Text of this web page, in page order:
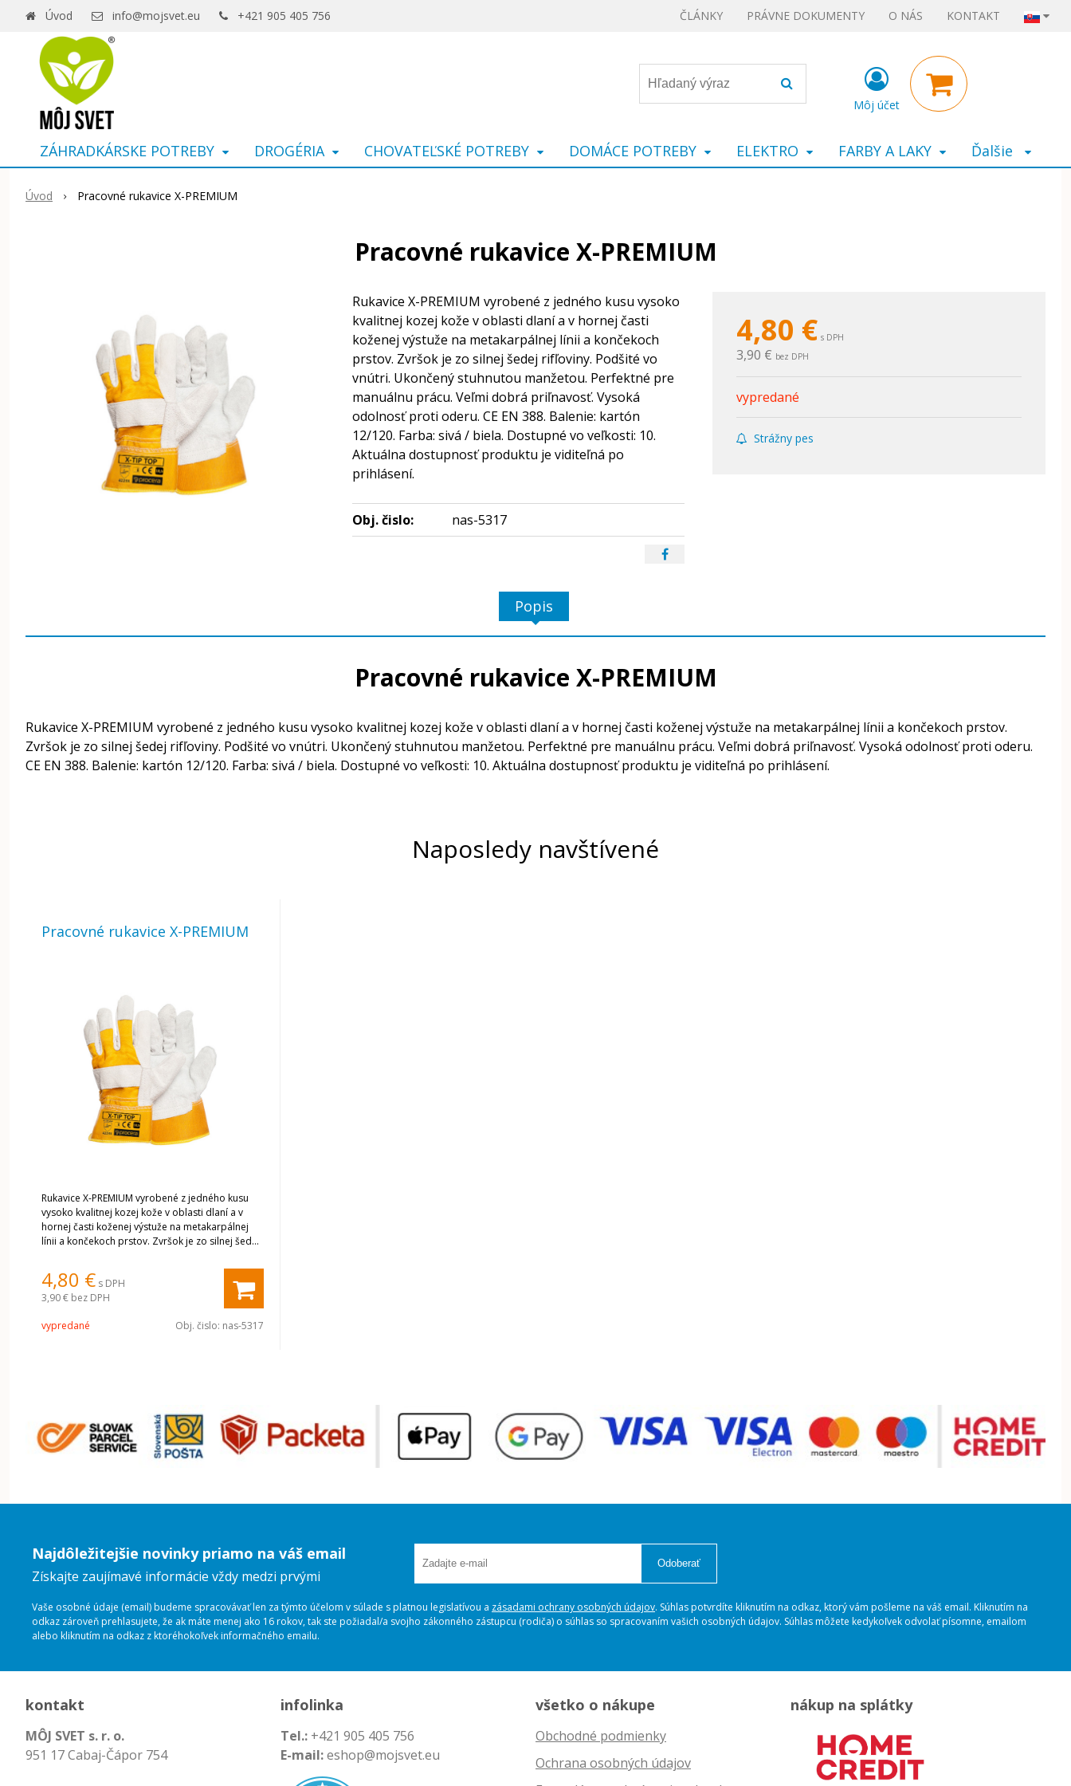
Úvod info@mojsvet.eu +421 905 405 756 ČLÁNKY PRÁVNE DOKUMENTY O NÁS KONTAKT
Môj účet
ZÁHRADKÁRSKE POTREBY DROGÉRIA CHOVATEĽSKÉ POTREBY DOMÁCE POTREBY ELEKTRO FARBY A LAKY Ďalšie
Úvod Pracovné rukavice X-PREMIUM
Pracovné rukavice X-PREMIUM
4,80 € s DPH
3,90 € bez DPH
vypredané
Strážny pes
Rukavice X-PREMIUM vyrobené z jedného kusu vysoko
kvalitnej kozej kože v oblasti dlaní a v hornej časti
koženej výstuže na metakarpálnej línii a končekoch
prstov. Zvršok je zo silnej šedej rifľoviny. Podšité vo
vnútri. Ukončený stuhnutou manžetou. Perfektné pre
manuálnu prácu. Veľmi dobrá priľnavosť. Vysoká
odolnosť proti oderu. CE EN 388. Balenie: kartón
12/120. Farba: sivá / biela. Dostupné vo veľkosti: 10.
Aktuálna dostupnosť produktu je viditeľná po
prihlásení.
Obj. čislo: nas-5317
Popis
Pracovné rukavice X-PREMIUM
Rukavice X-PREMIUM vyrobené z jedného kusu vysoko kvalitnej kozej kože v oblasti dlaní a v hornej časti koženej výstuže na metakarpálnej línii a končekoch prstov.
Zvršok je zo silnej šedej rifľoviny. Podšité vo vnútri. Ukončený stuhnutou manžetou. Perfektné pre manuálnu prácu. Veľmi dobrá priľnavosť. Vysoká odolnosť proti oderu.
CE EN 388. Balenie: kartón 12/120. Farba: sivá / biela. Dostupné vo veľkosti: 10. Aktuálna dostupnosť produktu je viditeľná po prihlásení.
Naposledy navštívené
Pracovné rukavice X-PREMIUM
Rukavice X-PREMIUM vyrobené z jedného kusu
vysoko kvalitnej kozej kože v oblasti dlaní a v
hornej časti koženej výstuže na metakarpálnej
línii a končekoch prstov. Zvršok je zo silnej šedej
manžetou. Perfektné pre manuálnu prácu. Veľmi
dobrá priľnavosť. Vysoká odolnosť proti oderu.
CE EN 388. Balenie: kartón 12/120. Farba: sivá /
dostupnosť produktu je viditeľná po prihlásení.
4,80 € s DPH
3,90 € bez DPH
vypredané Obj. čislo: nas-5317
Najdôležitejšie novinky priamo na váš email
Získajte zaujímavé informácie vždy medzi prvými
Odoberať
Vaše osobné údaje (email) budeme spracovávať len za týmto účelom v súlade s platnou legislatívou a zásadami ochrany osobných údajov. Súhlas potvrdíte kliknutím na odkaz, ktorý vám pošleme na váš email. Kliknutím na
odkaz zároveň prehlasujete, že ak máte menej ako 16 rokov, tak ste požiadal/a svojho zákonného zástupcu (rodiča) o súhlas so spracovaním vašich osobných údajov. Súhlas môžete kedykoľvek odvolať písomne, emailom
alebo kliknutím na odkaz z ktoréhokoľvek informačného emailu.
kontakt
MÔJ SVET s. r. o.
951 17 Cabaj-Čápor 754
infolinka
Tel.: +421 905 405 756
E-mail:eshop@mojsvet.eu
všetko o nákupe
Obchodné podmienky
Ochrana osobných údajov
nákup na splátky